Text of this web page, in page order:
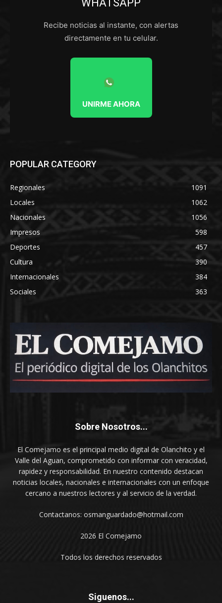
WHATSAPP
Recibe noticias al instante, con alertas
directamente en tu celular.
UNIRME AHORA
POPULAR CATEGORY
Regionales
1091
Locales
1062
Nacionales
1056
Impresos
598
Deportes
457
Cultura
390
Internacionales
384
Sociales
363
Sobre Nosotros...
El Comejamo es el principal medio digital de Olanchito y el
Valle del Aguan, comprometido con informar con veracidad,
rapidez y responsabilidad. En nuestro contenido destacan
noticias locales, nacionales e internacionales con un enfoque
cercano a nuestros lectores y al servicio de la verdad.
Contactanos: osmanguardado@hotmail.com
2026 El Comejamo
Todos los derechos reservados
Siguenos...